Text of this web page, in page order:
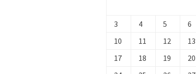
3
4 5 6
10
11 12 13
17
18 19 20